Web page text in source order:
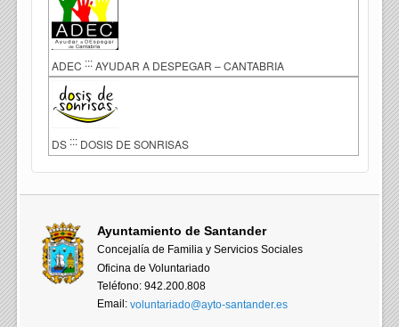
ADEC ::: AYUDAR A DESPEGAR – CANTABRIA
DS ::: DOSIS DE SONRISAS
Ayuntamiento de Santander
Concejalía de Familia y Servicios Sociales
Oficina de Voluntariado
Teléfono: 942.200.808
Email:voluntariado@ayto-santander.es